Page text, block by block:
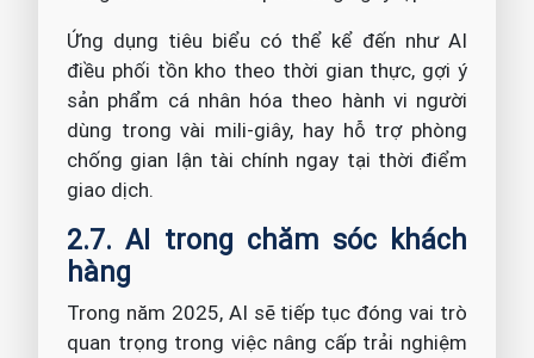
Ứng dụng tiêu biểu có thể kể đến như AI
điều phối tồn kho theo thời gian thực, gợi ý
sản phẩm cá nhân hóa theo hành vi người
dùng trong vài mili-giây, hay hỗ trợ phòng
chống gian lận tài chính ngay tại thời điểm
giao dịch.
2.7. AI trong chăm sóc khách
hàng
Trong năm 2025, AI sẽ tiếp tục đóng vai trò
quan trọng trong việc nâng cấp trải nghiệm